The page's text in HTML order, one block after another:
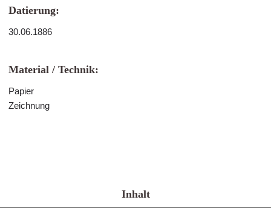
Datierung:
30.06.1886
Material / Technik:
Papier
Zeichnung
Inhalt